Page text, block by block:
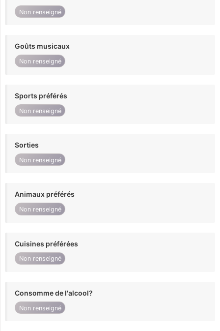
Non renseigné
Goûts musicaux
Non renseigné
Sports préférés
Non renseigné
Sorties
Non renseigné
Animaux préférés
Non renseigné
Cuisines préférées
Non renseigné
Consomme de l'alcool?
Non renseigné